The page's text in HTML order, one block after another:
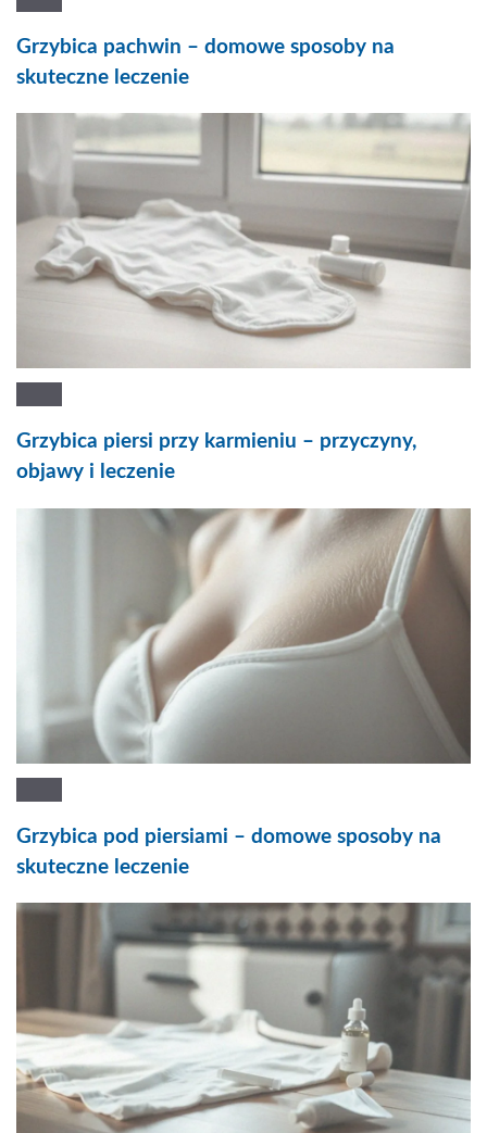
Grzybica pachwin – domowe sposoby na
skuteczne leczenie
Grzybica piersi przy karmieniu – przyczyny,
objawy i leczenie
Grzybica pod piersiami – domowe sposoby na
skuteczne leczenie